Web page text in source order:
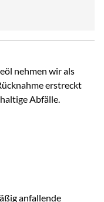
nehmen wir als
erstreckt
Abfälle.
anfallende